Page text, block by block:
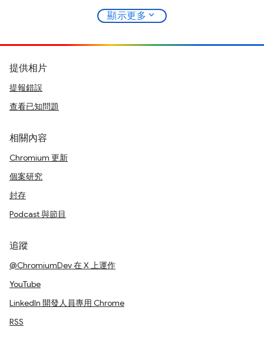
顯示更多 expand_more
提供相片
提報錯誤
查看已知問題
相關內容
Chromium 更新
個案研究
封存
Podcast 與節目
追蹤
@ChromiumDev 在 X 上運作
YouTube
LinkedIn 開發人員專用 Chrome
RSS